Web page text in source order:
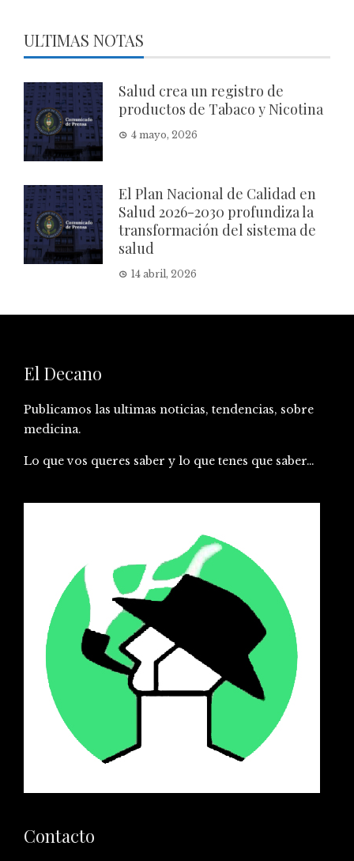
ULTIMAS NOTAS
Salud crea un registro de
productos de Tabaco y Nicotina
4 mayo, 2026
El Plan Nacional de Calidad en
Salud 2026-2030 profundiza la
transformación del sistema de
salud
14 abril, 2026
El Decano
Publicamos las ultimas noticias, tendencias, sobre
medicina.
Lo que vos queres saber y lo que tenes que saber…
Contacto